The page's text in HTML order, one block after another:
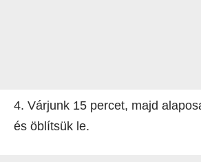
4. Várjunk 15 percet, majd
és öblítsük le.